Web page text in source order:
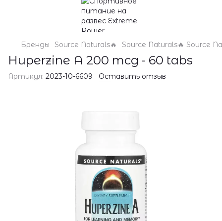
Бренды Source Naturals🔥 Source Naturals🔥 Source
Huperzine A 200 mcg - 60 tabs
Артикул: 2023-10-6609 Оставить отзыв